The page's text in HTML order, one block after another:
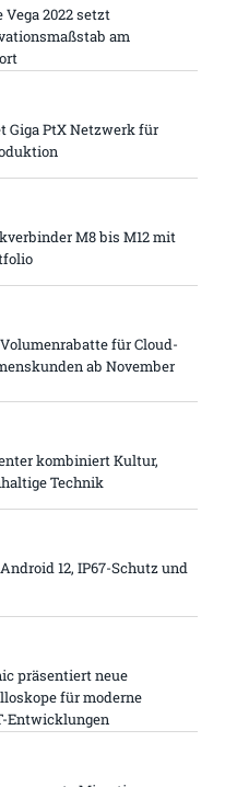
2022 setzt
am
Giga PtX Netzwerk für
M8 bis M12 mit
für Cloud-
ab November
kombiniert Kultur,
Technik
12, IP67-Schutz und
präsentiert neue
für moderne
Entwicklungen